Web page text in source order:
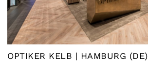
OPTIKER KELB | HAMBURG (DE)